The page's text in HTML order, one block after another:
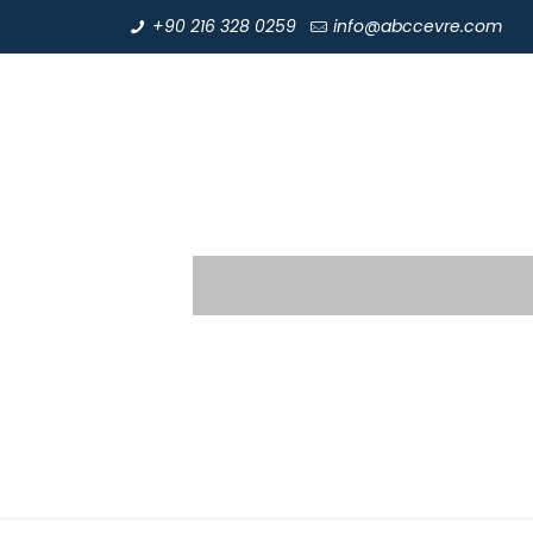
+90 216 328 0259 info@abccevre.com